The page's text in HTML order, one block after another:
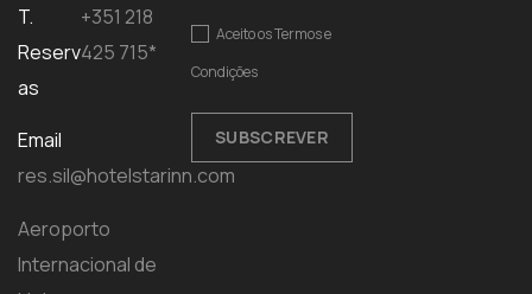
T.
Reserv
as
+351 218
425 715*
Email
res.sil@hotelstarinn.com
Aeroporto
Internacional de
Aceito osTermos e
Condições
SUBSCREVER